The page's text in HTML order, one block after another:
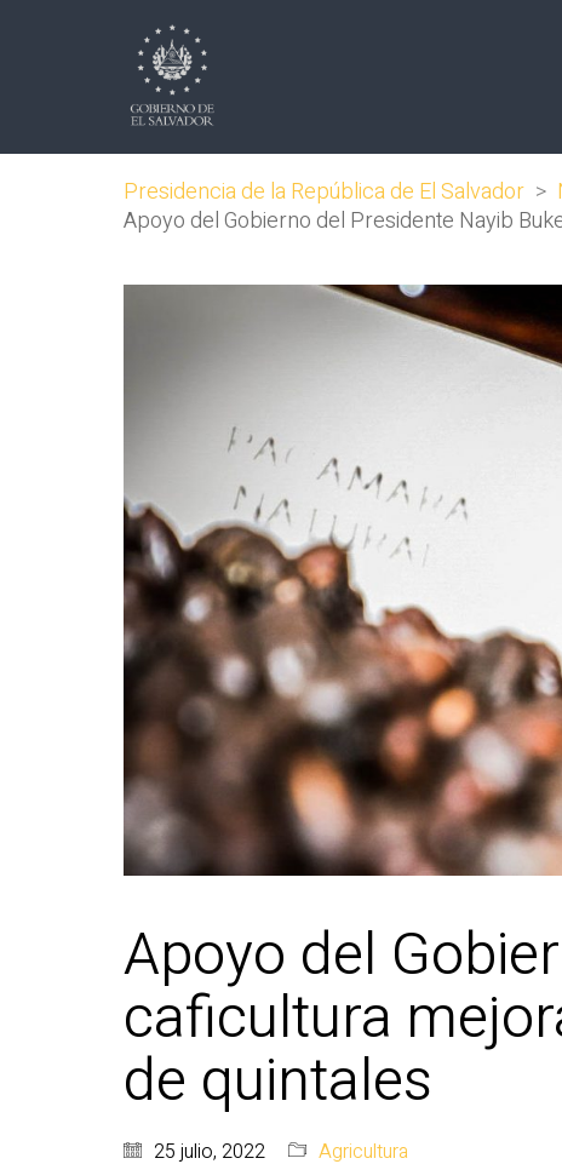
Presidencia de la República de El Salvador >
Apoyo del Gobierno del Presidente Nayib
Apoyo del
caficultura
de quintales
25 julio, 2022 Agricultura